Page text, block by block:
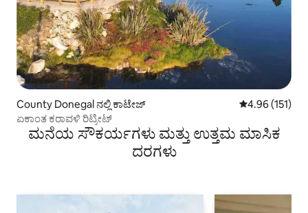
County Donegal ನಲ್ಲಿ ಕಾಟೇಜ್ 5 ರಲ್ಲಿ 4.96
4.96 (151)
ಏಕಾಂತ ಕರಾವಳಿ ರಿಟ್ರೀಟ್
ಮನೆಯ ಸೌಕರ್ಯಗಳು ಮತ್ತು ಉತ್ತಮ ಮಾಸಿಕ
ದರಗಳು